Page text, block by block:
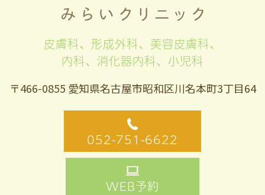
皮膚科、形成外科、美容皮膚科、
内科、消化器内科、小児科
〒466-0855 愛知県名古屋市昭和区川名本町3丁目64
052-751-6622
WEB予約